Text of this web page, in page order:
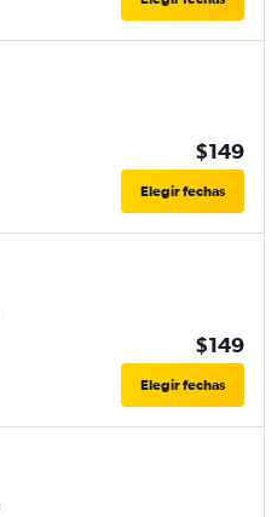
$149
Elegir fechas
$149
Elegir fechas